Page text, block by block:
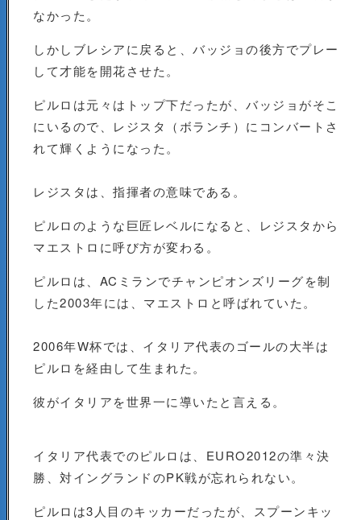
なかった。
しかしブレシアに戻ると、バッジョの後方でプレー
して才能を開花させた。
ピルロは元々はトップ下だったが、バッジョがそこ
にいるので、レジスタ（ボランチ）にコンバートさ
れて輝くようになった。
レジスタは、指揮者の意味である。
ピルロのような巨匠レベルになると、レジスタから
マエストロに呼び方が変わる。
ピルロは、ACミランでチャンピオンズリーグを制
した2003年には、マエストロと呼ばれていた。
2006年W杯では、イタリア代表のゴールの大半は
ピルロを経由して生まれた。
彼がイタリアを世界一に導いたと言える。
イタリア代表でのピルロは、EURO2012の準々決
勝、対イングランドのPK戦が忘れられない。
ピルロは3人目のキッカーだったが、スプーンキッ